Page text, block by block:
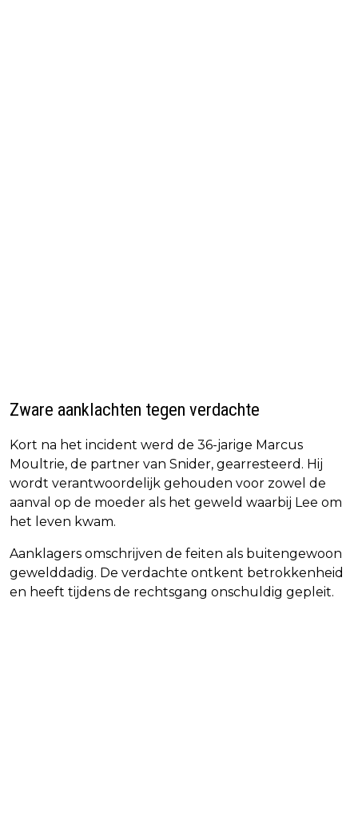
Zware aanklachten tegen verdachte
Kort na het incident werd de 36-jarige Marcus
Moultrie, de partner van Snider, gearresteerd. Hij
wordt verantwoordelijk gehouden voor zowel de
aanval op de moeder als het geweld waarbij Lee om
het leven kwam.
Aanklagers omschrijven de feiten als buitengewoon
gewelddadig. De verdachte ontkent betrokkenheid
en heeft tijdens de rechtsgang onschuldig gepleit.